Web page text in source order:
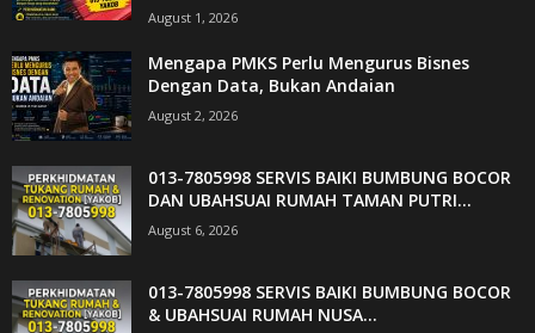
August 1, 2026
Mengapa PMKS Perlu Mengurus Bisnes
Dengan Data, Bukan Andaian
August 2, 2026
013-7805998 SERVIS BAIKI BUMBUNG BOCOR
DAN UBAHSUAI RUMAH TAMAN PUTRI...
August 6, 2026
013-7805998 SERVIS BAIKI BUMBUNG BOCOR
& UBAHSUAI RUMAH NUSA...